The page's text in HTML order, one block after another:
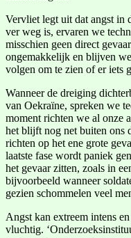
Vervliet legt uit dat angst in
ver weg is, ervaren we
misschien geen direct
ongemakkelijk en blijven
volgen om te zien of er iets
Wanneer de dreiging
van Oekraïne, spreken we
moment richten we al onze
het blijft nog net buiten ons
richten op het ene grote
laatste fase wordt paniek
het gevaar zitten, zoals in
bijvoorbeeld wanneer
gezien schommelen veel
Angst kan extreem intens
vluchtig.